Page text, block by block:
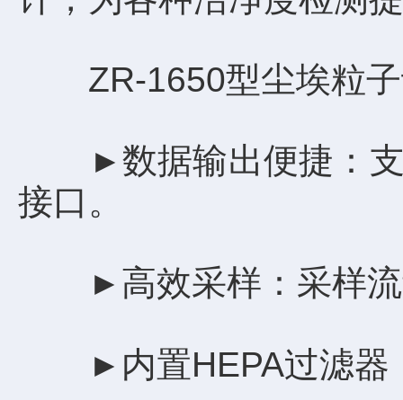
ZR-1650型尘埃粒
►数据输出便捷：
接口。
► 高效采样：采样
► 内置HEPA过滤